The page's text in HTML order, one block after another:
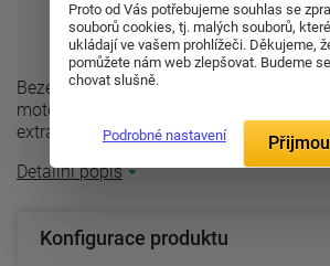
Bezešňůrové dálkové ovládání je
motor, lussoflex motor, portoflex motor
extra a duostar ...
Detailní popis
Konfigurace produktu
Proto od Vás potřebujeme souhlas se
souborů cookies, tj. malých souborů,
ukládají ve vašem prohlížeči. Děkujeme,
pomůžete nám web zlepšovat. Budeme
chovat slušně.
Podrobné nastavení